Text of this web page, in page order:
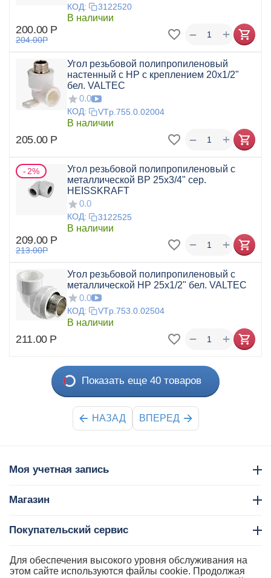
КОД: 3122520
В наличии
200.00 Р
204.00Р +
−
Угол резьбовой полипропиленовый
настенный с НР с креплением 20х1/2"
бел. VALTEC
0.0
КОД: VTp.755.0.02004
В наличии
205.00 Р +
−
2%
Угол резьбовой полипропиленовый с
металлической ВР 25x3/4" сер.
HEISSKRAFT
0.0
КОД: 3122525
В наличии
209.00 Р
213.00Р +
−
Угол резьбовой полипропиленовый с
металлической НР 25x1/2" бел. VALTEC
0.0
КОД: VTp.753.0.02504
В наличии
211.00 Р +
−
Показать еще 40 товаров
НАЗАД ВПЕРЕД
Моя учетная запись
Магазин
Покупательский сервис
Контакты
Для обеспечения высокого уровня обслуживания на
этом сайте используются файлы cookie. Продолжая